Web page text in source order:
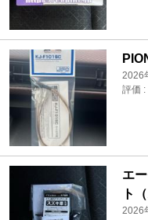
2026
評価 :
エ
ト
2026